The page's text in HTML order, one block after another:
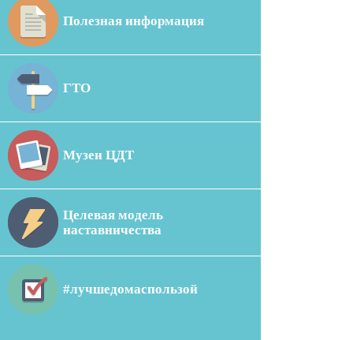
Полезная информация
ГТО
Музеи ЦДТ
Целевая модель
наставничества
#лучшедомаспользой